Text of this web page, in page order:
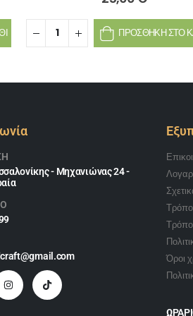
ΠΡΟΣΘΉΚΗ ΣΤΟ
- Μηχανιώνας 24 -
Όροι